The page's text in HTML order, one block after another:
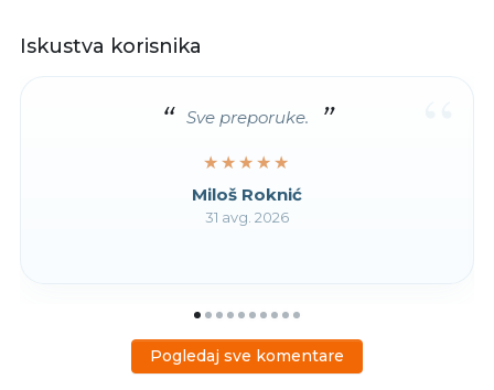
Iskustva korisnika
Sve preporuke.
★★★★★
★★★★★
Miloš Roknić
31 avg. 2026
Pogledaj sve komentare